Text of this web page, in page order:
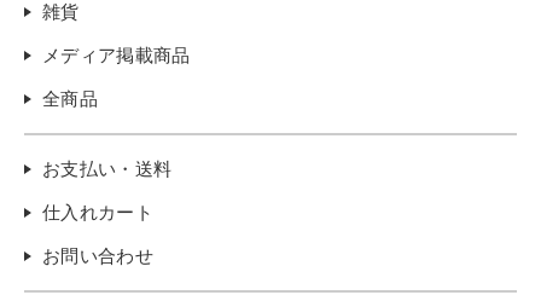
雑貨
メディア掲載商品
全商品
お支払い・送料
仕入れカート
お問い合わせ